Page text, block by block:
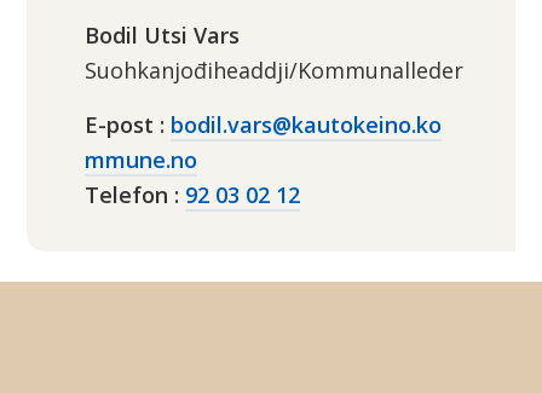
Bodil Utsi Vars
Suohkanjođiheaddji/Kommunalleder
E-post
bodil.vars@kautokeino.ko
mmune.no
Telefon
92 03 02 12